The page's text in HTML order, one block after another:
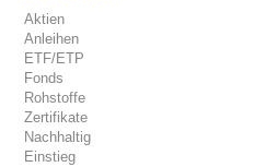
Aktien
Anleihen
ETF/ETP
Fonds
Rohstoffe
Zertifikate
Nachhaltig
Einstieg